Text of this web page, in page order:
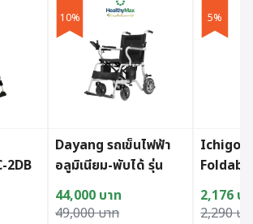
2DB
23,900 บาท.
19,837 บาท.
10%
Dayang รถเข็นไฟฟ้า
อลูมิเนียม-พับได้ รุ่น
DY01101LA
49,000บาท
Original price was: 49,000 บาท.
44,000 บาท
Current price is: 44,000 บาท.
5%
Ichigo
3BR
2,290บ
Original
2,176 บ
Current